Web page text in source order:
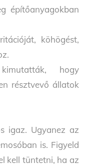
építőanyagokban
köhögést,
hogy
résztvevő állatok
igaz. Ugyanez az
is. Figyeld
kell tüntetni, ha az